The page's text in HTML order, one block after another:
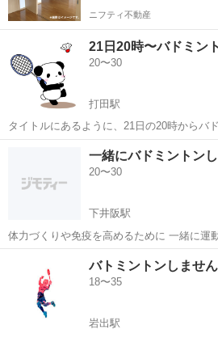
ニフティ不動産
21日20時〜バドミン
20〜30
打田駅
タイトルにあるように、21日の20時からバ
てます✨ 緩い感じでやろうと思ってるので
ある方も気軽にお問い合わせください😊 場所：紀の川市民体育館 南
コート 料金：参加した人数で...
紀の川市 打田駅 バドミン
一緒にバドミントン
20〜30
下井阪駅
体力づくりや免疫を高めるために 一緒に運
も大歓迎です🗣 一緒に楽しく運動したい人
バドミントン仲間が欲しい人などは 是非一
下井阪駅 バドミ
バトミントンしませ
18〜35
岩出駅